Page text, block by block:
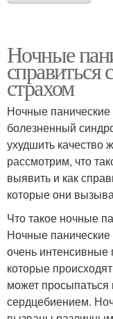
Ночные
справиться
страхом
Ночные панические
болезненный
ухудшить качество
рассмотрим, что
выявить и как
которые они
Что такое ночные
Ночные панические
очень интенсивные
которые
может
сердцебиением.